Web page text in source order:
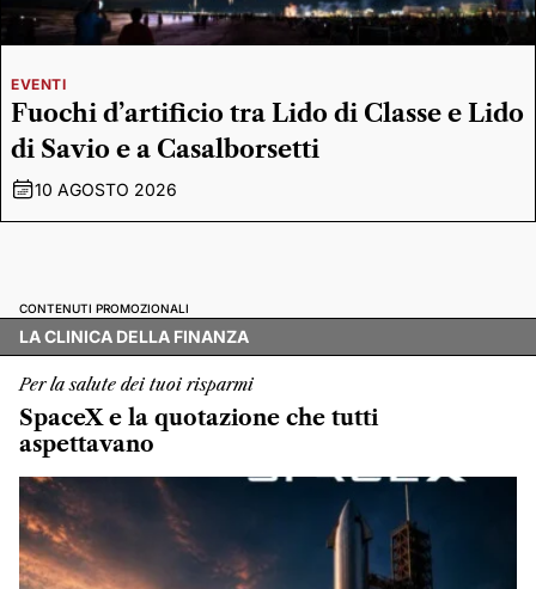
EVENTI
Fuochi d’artificio tra Lido di Classe e Lido
di Savio e a Casalborsetti
10 AGOSTO 2026
CONTENUTI PROMOZIONALI
LA CLINICA DELLA FINANZA
Per la salute dei tuoi risparmi
SpaceX e la quotazione che tutti
aspettavano